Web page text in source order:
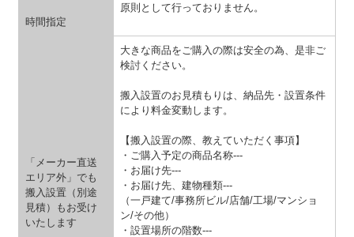
原則として行っておりません。
時間指定
「メーカー直送
エリア外」でも
搬入設置（別途
見積）もお受け
いたします
大きな商品をご購入の際は安全の為、是非ご
検討ください。
搬入設置のお見積もりは、納品先・設置条件
により料金変動します。
【搬入設置の際、教えていただく事項】
・ご購入予定の商品名称---
・お届け先---
・お届け先、建物種類---
（一戸建て/事務所ビル/店舗/工場/マンショ
ン/その他）
・設置場所の階数---